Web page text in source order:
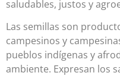
saludables, justos y
Las semillas son
campesinos y
pueblos indígenas y
ambiente. Expresan los